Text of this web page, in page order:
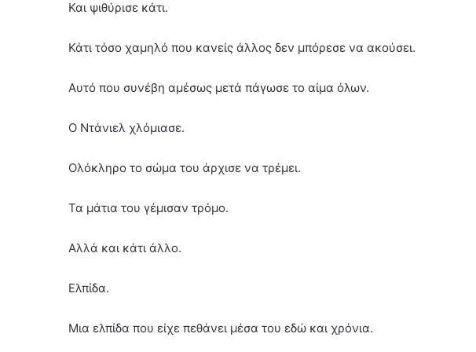
Και ψιθύρισε κάτι.
Κάτι τόσο χαμηλό που κανείς άλλος δεν μπόρεσε να ακούσει.
Αυτό που συνέβη αμέσως μετά πάγωσε το αίμα όλων.
Ο Ντάνιελ χλόμιασε.
Ολόκληρο το σώμα του άρχισε να τρέμει.
Τα μάτια του γέμισαν τρόμο.
Αλλά και κάτι άλλο.
Ελπίδα.
Μια ελπίδα που είχε πεθάνει μέσα του εδώ και χρόνια.